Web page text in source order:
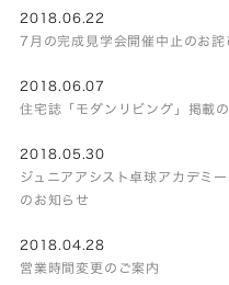
2018.06.22
7月の完成見学会開催中止のお詫
2018.06.07
住宅誌「モダンリビング」掲載
2018.05.30
ジュニアアシスト卓球アカデミ
のお知らせ
2018.04.28
営業時間変更のご案内